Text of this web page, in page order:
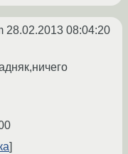
28.02.2013 08:04:20